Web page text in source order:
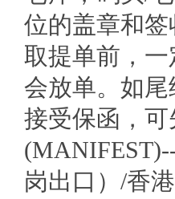
位的盖章和
取提单前，一
会放单。如
接受保函，可
岗出口）/香